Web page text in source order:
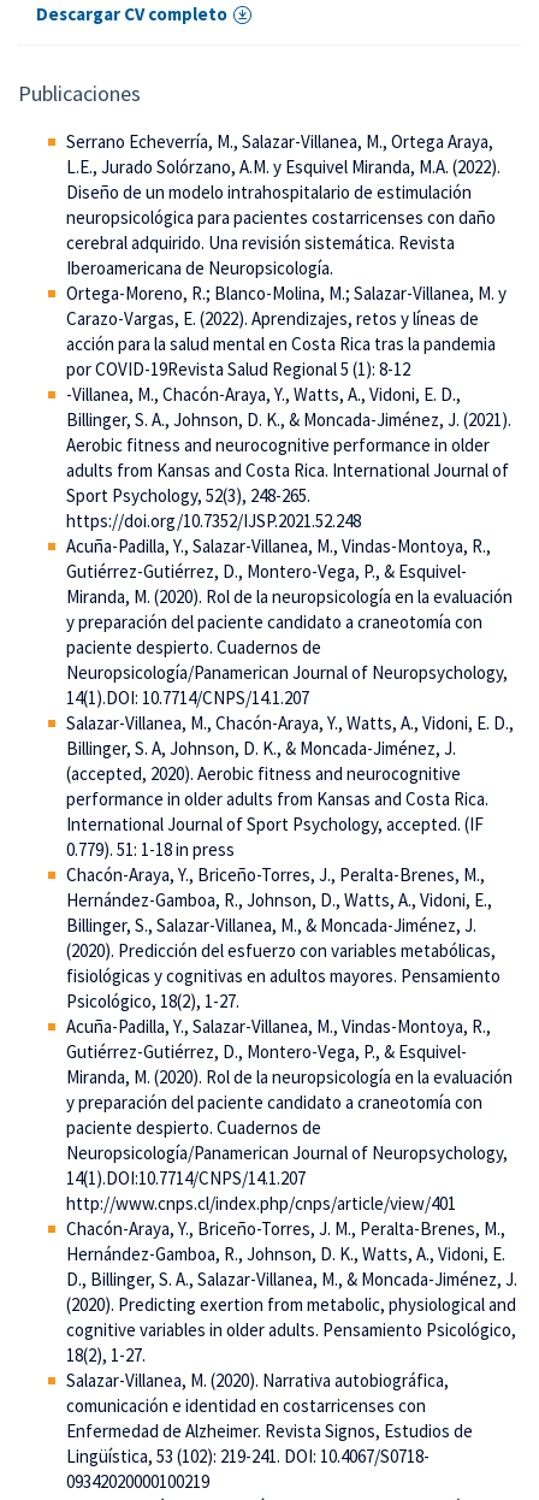
Descargar CV completo
Publicaciones
Serrano Echeverría, M., Salazar-Villanea, M., Ortega Araya,
L.E., Jurado Solórzano, A.M. y Esquivel Miranda, M.A. (2022).
Diseño de un modelo intrahospitalario de estimulación
neuropsicológica para pacientes costarricenses con daño
cerebral adquirido. Una revisión sistemática. Revista
Iberoamericana de Neuropsicología.
Ortega-Moreno, R.; Blanco-Molina, M.; Salazar-Villanea, M. y
Carazo-Vargas, E. (2022). Aprendizajes, retos y líneas de
acción para la salud mental en Costa Rica tras la pandemia
por COVID-19Revista Salud Regional 5 (1): 8-12
-Villanea, M., Chacón-Araya, Y., Watts, A., Vidoni, E. D.,
Billinger, S. A., Johnson, D. K., & Moncada-Jiménez, J. (2021).
Aerobic fitness and neurocognitive performance in older
adults from Kansas and Costa Rica. International Journal of
Sport Psychology, 52(3), 248-265.
https://doi.org/10.7352/IJSP.2021.52.248
Acuña-Padilla, Y., Salazar-Villanea, M., Vindas-Montoya, R.,
Gutiérrez-Gutiérrez, D., Montero-Vega, P., & Esquivel-
Miranda, M. (2020). Rol de la neuropsicología en la evaluación
y preparación del paciente candidato a craneotomía con
paciente despierto. Cuadernos de
Neuropsicología/Panamerican Journal of Neuropsychology,
14(1).DOI: 10.7714/CNPS/14.1.207
Salazar-Villanea, M., Chacón-Araya, Y., Watts, A., Vidoni, E. D.,
Billinger, S. A, Johnson, D. K., & Moncada-Jiménez, J.
(accepted, 2020). Aerobic fitness and neurocognitive
performance in older adults from Kansas and Costa Rica.
International Journal of Sport Psychology, accepted. (IF
0.779). 51: 1-18 in press
Chacón-Araya, Y., Briceño-Torres, J., Peralta-Brenes, M.,
Hernández-Gamboa, R., Johnson, D., Watts, A., Vidoni, E.,
Billinger, S., Salazar-Villanea, M., & Moncada-Jiménez, J.
(2020). Predicción del esfuerzo con variables metabólicas,
fisiológicas y cognitivas en adultos mayores. Pensamiento
Psicológico, 18(2), 1-27.
Acuña-Padilla, Y., Salazar-Villanea, M., Vindas-Montoya, R.,
Gutiérrez-Gutiérrez, D., Montero-Vega, P., & Esquivel-
Miranda, M. (2020). Rol de la neuropsicología en la evaluación
y preparación del paciente candidato a craneotomía con
paciente despierto. Cuadernos de
Neuropsicología/Panamerican Journal of Neuropsychology,
14(1).DOI:10.7714/CNPS/14.1.207
http://www.cnps.cl/index.php/cnps/article/view/401
Chacón-Araya, Y., Briceño-Torres, J. M., Peralta-Brenes, M.,
Hernández-Gamboa, R., Johnson, D. K., Watts, A., Vidoni, E.
D., Billinger, S. A., Salazar-Villanea, M., & Moncada-Jiménez, J.
(2020). Predicting exertion from metabolic, physiological and
cognitive variables in older adults. Pensamiento Psicológico,
18(2), 1-27.
Salazar-Villanea, M. (2020). Narrativa autobiográfica,
comunicación e identidad en costarricenses con
Enfermedad de Alzheimer. Revista Signos, Estudios de
Lingüística, 53 (102): 219-241. DOI: 10.4067/S0718-
09342020000100219